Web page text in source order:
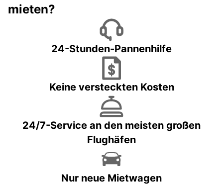
mieten?
24-Stunden-Pannenhilfe
Keine versteckten Kosten
24/7-Service an den meisten großen
Flughäfen
Nur neue Mietwagen